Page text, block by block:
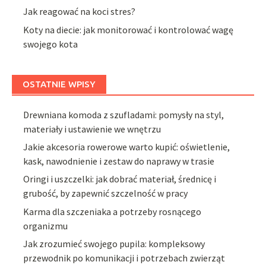
Jak reagować na koci stres?
Koty na diecie: jak monitorować i kontrolować wagę
swojego kota
OSTATNIE WPISY
Drewniana komoda z szufladami: pomysły na styl,
materiały i ustawienie we wnętrzu
Jakie akcesoria rowerowe warto kupić: oświetlenie,
kask, nawodnienie i zestaw do naprawy w trasie
Oringi i uszczelki: jak dobrać materiał, średnicę i
grubość, by zapewnić szczelność w pracy
Karma dla szczeniaka a potrzeby rosnącego
organizmu
Jak zrozumieć swojego pupila: kompleksowy
przewodnik po komunikacji i potrzebach zwierząt